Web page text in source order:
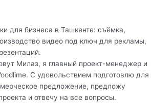
Милаз, я главный проект-менеджер и
С удовольствием подготовлю для
предложение, предложу
и отвечу на все вопросы.